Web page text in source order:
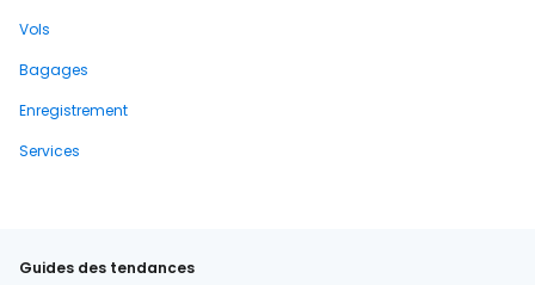
Vols
Bagages
Enregistrement
Services
Guides des tendances